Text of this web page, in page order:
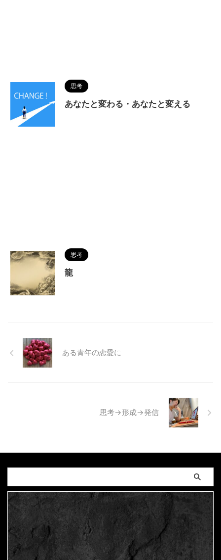
思考
あなたと変わる・あなたと変える
思考
龍
ある青年の恋愛に
思考→形成→発信